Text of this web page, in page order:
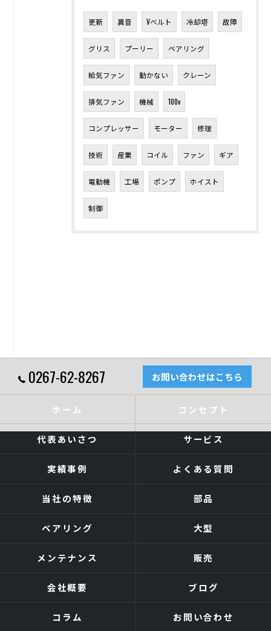
更新 異音 Vベルト 冷却塔 故障
グリス プーリー ベアリング
給気ファン 動かない クレーン
排気ファン 機械 100v
コンプレッサー モーター 修理
技術 産業 コイル ファン ギア
電動機 工場 ポンプ ホイスト
制御
0267-62-8267 お問い合わせはこちら
ホーム コンセプト
代表あいさつ サービス
実績事例 よくある質問
当社の特徴 部品
ベアリング 大型
メンテナンス 販売
会社概要 ブログ
コラム お問い合わせ